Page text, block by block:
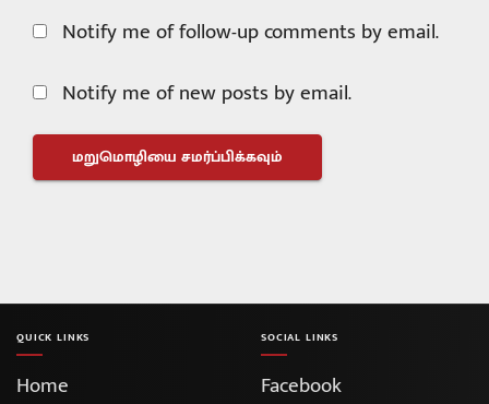
Notify me of follow-up comments by email.
Notify me of new posts by email.
QUICK LINKS
Home
SOCIAL LINKS
Facebook